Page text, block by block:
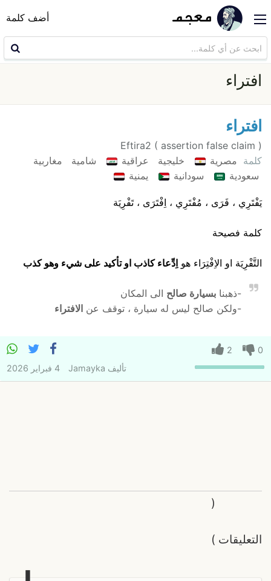
أضف كلمة
افتراء
افتراء
Eftira2 ( assertion false claim )
كلمة مصرية خليجية عراقية شامية
مغاربية
سعودية
سودانية يمنية
يَفْتَرِي ، فَرَى ، مُفْتَرِي ، اِفْتَرَى ، تَفْرِيَة
كلمة فصيحة
التَّفْرِيَة او الاِفْتِرَاء هو اِدِّعاء كاذب او تأكيد على شيء وهو كذب
-ذهبنا بسيارة صالح الى المكان
-ولكن صالح ليس له سيارة ، توقف عن الافتراء
0
2
تأليف Jamayka 4 فبراير 2026
التعليقات
(
)